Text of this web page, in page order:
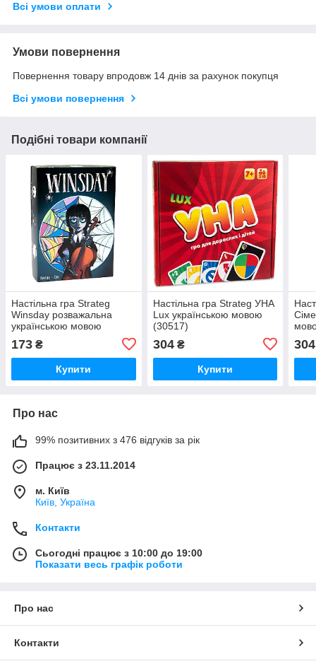
Всі умови оплати
Умови повернення
Повернення товару впродовж 14 днів за рахунок покупця
Всі умови повернення
Подібні товари компанії
Настільна гра Strateg
Winsday розважальна
українською мовою
173 ₴
Купити
Настільна гра Strateg УНА
Lux українською мовою
(30517)
304₴
Купити
304
Про нас
99% позитивних з 476 відгуків за рік
Працює з 23.11.2014
м. Київ
Київ, Україна
Контакти
Сьогодні працює з 10:00 до 19:00
Показати весь графік роботи
Про нас
Контакти